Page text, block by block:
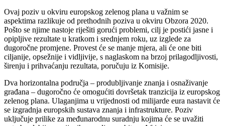
Ovaj poziv u okviru europskog zelenog plana u važnim se
aspektima razlikuje od prethodnih poziva u okviru Obzora 2020.
Pošto se njime nastoje riješiti gorući problemi, cilj je postići jasne i
opipljive rezultate u kratkom i srednjem roku, uz izglede za
dugoročne promjene. Provest će se manje mjera, ali će one biti
ciljanije, opsežnije i vidljivije, s naglaskom na brzoj prilagodljivosti,
širenju i prihvaćanju rezultata, poručuju iz Komisije.
Dva horizontalna područja – produbljivanje znanja i osnaživanje
građana – dugoročno će omogućiti dovršetak tranzicija iz europskog
zelenog plana. Ulaganjima u vrijednosti od milijarde eura nastavit će
se izgradnja europskih sustava znanja i infrastrukture. Poziv
uključuje prilike za međunarodnu suradnju kojima će se uvažiti